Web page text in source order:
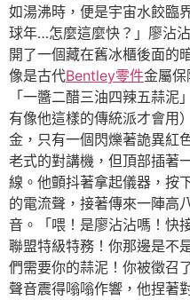
如湯沸時，便是宇宙水餃臨
球年…怎麼這麼快？」廖沾
開了一個藏在舊冰櫃後面的
像是古代Bentley零件金屬保
「一醬二醋三油四辣五蒜
有像他這樣的傳統派才會用
金，只有一個閃爍著詭異紅
老式的對講機，但頂部插著
線。他顫抖著拿起儀器，按
的電流聲，接著傳來一陣高
音。「喂！是廖沾沾嗎！快
聯盟特級特務！你那邊是不
們需要你的蒜泥！你被徵召
聲音震得嗡嗡作響，他捏著